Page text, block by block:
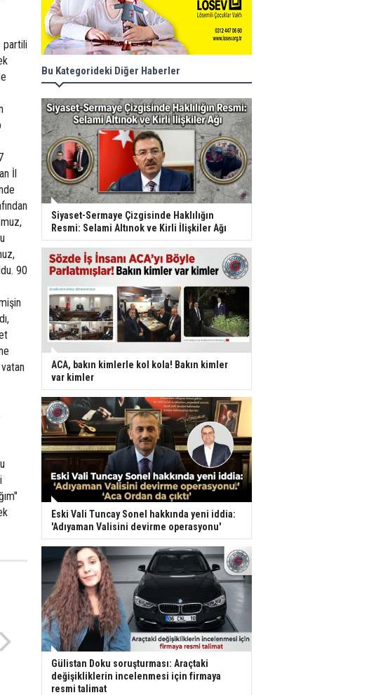
partili
İl
90
Bu Kategorideki Diğer Haberler
Siyaset-Sermaye Çizgisinde Haklılığın
Resmi: Selami Altınok ve Kirli İlişkiler Ağı
ACA, bakın kimlerle kol kola! Bakın kimler
var kimler
Eski Vali Tuncay Sonel hakkında yeni iddia:
'Adıyaman Valisini devirme operasyonu'
Gülistan Doku soruşturması: Araçtaki
değişikliklerin incelenmesi için firmaya
resmi talimat